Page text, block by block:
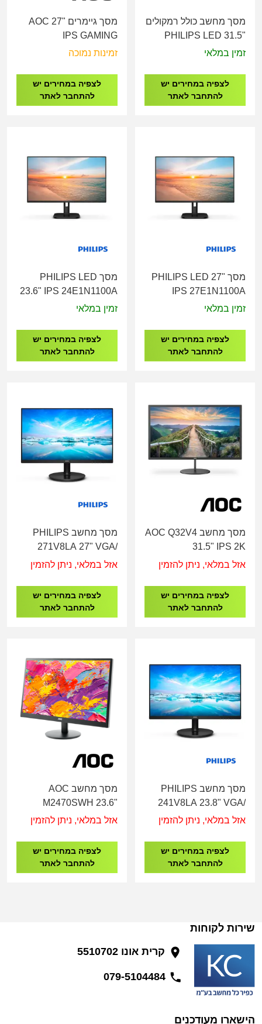
מסך מחשב כולל רמקולים
PHILIPS LED 31.5"
32E1N3100LA/00
זמין במלאי
לצפיה במחירים יש
להתחבר לאתר
מסך גיימרים AOC 27"
IPS GAMING
27G4XE/00 180HZ
זמינות נמוכה
לצפיה במחירים יש
להתחבר לאתר
מסך PHILIPS LED 27"
IPS 27E1N1100A
זמין במלאי
לצפיה במחירים יש
להתחבר לאתר
מסך PHILIPS LED
23.6" IPS 24E1N1100A
זמין במלאי
לצפיה במחירים יש
להתחבר לאתר
מסך מחשב AOC Q32V4
31.5" IPS 2K
HDMI/DP/75HZ/SPK
אזל במלאי, ניתן להזמין
לצפיה במחירים יש
להתחבר לאתר
מסך מחשב PHILIPS
271V8LA 27" VGA/
HDMI/SPEK
אזל במלאי, ניתן להזמין
לצפיה במחירים יש
להתחבר לאתר
מסך מחשב PHILIPS
241V8LA 23.8" VGA/
HDMI/SPEK
אזל במלאי, ניתן להזמין
לצפיה במחירים יש
להתחבר לאתר
מסך מחשב AOC
M2470SWH 23.6"
VGA/HDMI/SPEK
אזל במלאי, ניתן להזמין
לצפיה במחירים יש
להתחבר לאתר
שירות לקוחות
קרית אונו 5510702
הישארו מעודכנים